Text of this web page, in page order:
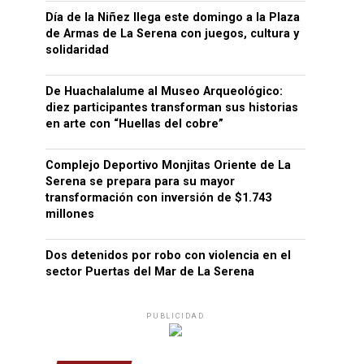
Día de la Niñez llega este domingo a la Plaza
de Armas de La Serena con juegos, cultura y
solidaridad
De Huachalalume al Museo Arqueológico:
diez participantes transforman sus historias
en arte con “Huellas del cobre”
Complejo Deportivo Monjitas Oriente de La
Serena se prepara para su mayor
transformación con inversión de $1.743
millones
Dos detenidos por robo con violencia en el
sector Puertas del Mar de La Serena
PUBLICIDAD